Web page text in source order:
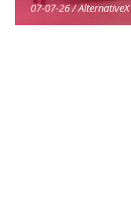
07-07-26 / AlternativeX